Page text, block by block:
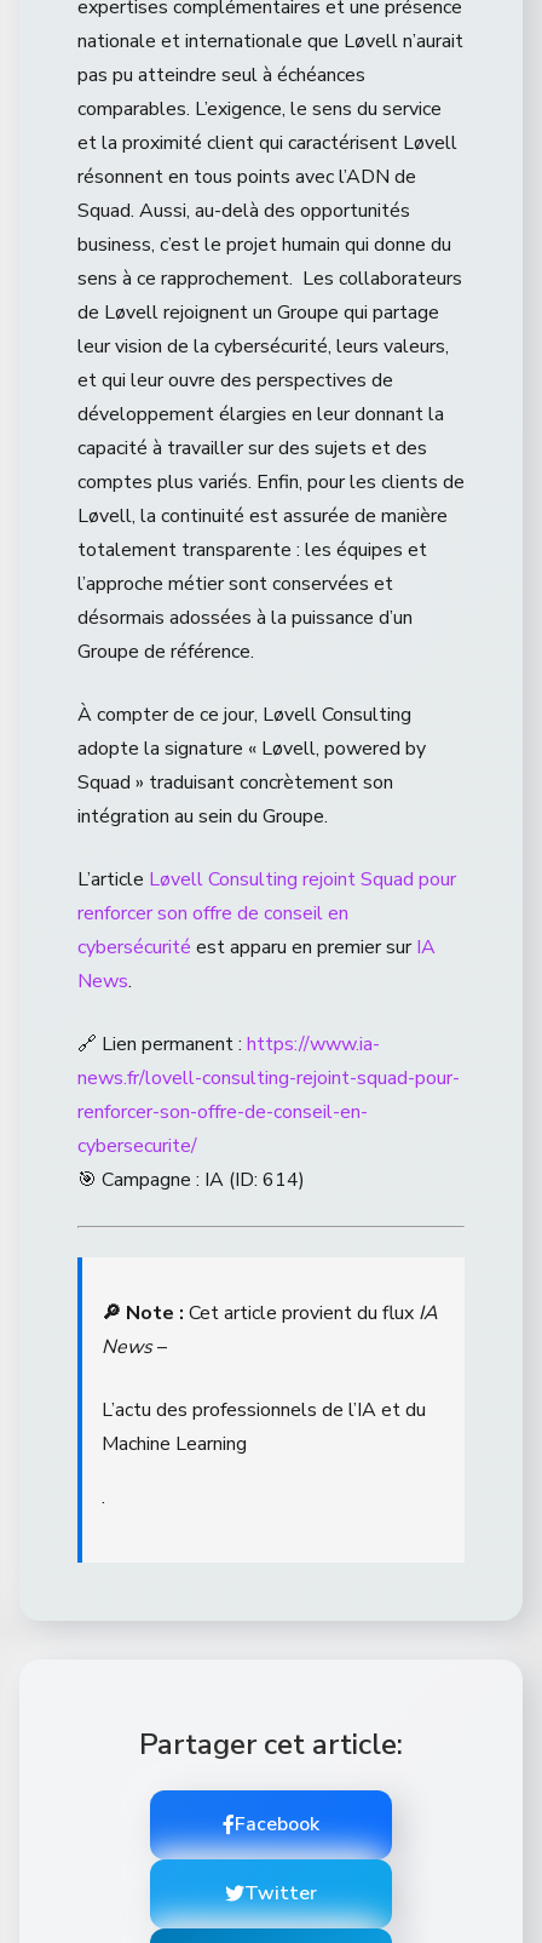
expertises complémentaires et une présence
nationale et internationale que Løvell n’aurait
pas pu atteindre seul à échéances
comparables. L’exigence, le sens du service
et la proximité client qui caractérisent Løvell
résonnent en tous points avec l’ADN de
Squad. Aussi, au-delà des opportunités
business, c’est le projet humain qui donne du
sens à ce rapprochement. Les collaborateurs
de Løvell rejoignent un Groupe qui partage
leur vision de la cybersécurité, leurs valeurs,
et qui leur ouvre des perspectives de
développement élargies en leur donnant la
capacité à travailler sur des sujets et des
comptes plus variés. Enfin, pour les clients de
Løvell, la continuité est assurée de manière
totalement transparente : les équipes et
l’approche métier sont conservées et
désormais adossées à la puissance d’un
Groupe de référence.
À compter de ce jour, Løvell Consulting
adopte la signature « Løvell, powered by
Squad » traduisant concrètement son
intégration au sein du Groupe.
L’article Løvell Consulting rejoint Squad pour
renforcer son offre de conseil en
cybersécurité est apparu en premier surIA
News.
🔗 Lien permanent : https://www.ia-
news.fr/lovell-consulting-rejoint-squad-pour-
renforcer-son-offre-de-conseil-en-
cybersecurite/
🎯 Campagne : IA (ID: 614)
🔎 Note : Cet article provient du flux IA
News–
L’actu des professionnels de l’IA et du
Machine Learning
.
Partager cet article:
Facebook
Twitter